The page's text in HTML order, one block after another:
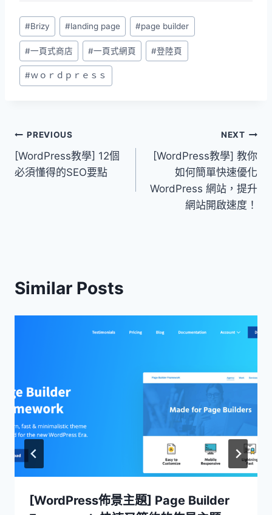
Post
Tags:
#Brizy #landing page #page builder
#一頁式商店 #一頁式網頁 #登陸頁
#ｗｏｒｄｐｒｅｓｓ
文
章
PREVIOUS
[WordPress教學] 12個
必須懂得的SEO要點
NEXT
[WordPress教學] 教你
如何簡單快速優化
WordPress 網站，提升
網站開啟速度！
Similar Posts
[WordPress佈景主題] Page Builder